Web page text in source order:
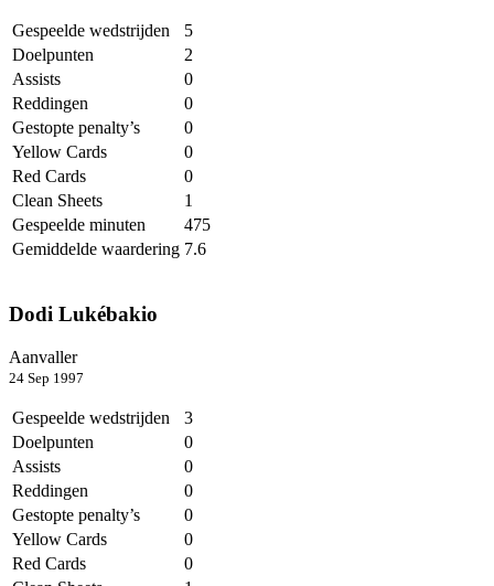
Gespeelde wedstrijden
5
Doelpunten
2
Assists
0
Reddingen
0
Gestopte penalty’s
0
Yellow Cards
0
Red Cards
0
Clean Sheets
1
Gespeelde minuten
475
Gemiddelde waardering 7.6
Dodi Lukébakio
Aanvaller
24 Sep 1997
Gespeelde wedstrijden
3
Doelpunten
0
Assists
0
Reddingen
0
Gestopte penalty’s
0
Yellow Cards
0
Red Cards
0